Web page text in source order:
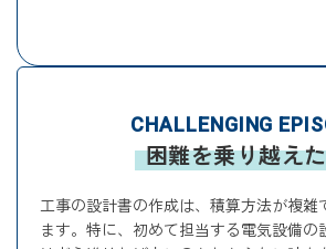
CHALLENGING
困難を乗り越え
工事の設計書の作成は、積算方法が複雑
ます。特に、初めて担当する電気設備の